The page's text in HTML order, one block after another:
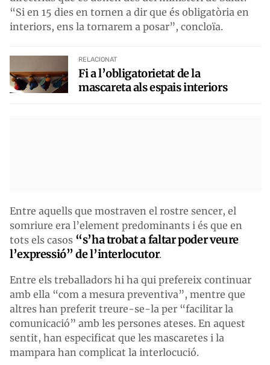
“Si en 15 dies en tornen a dir que és obligatòria en
interiors, ens la tornarem a posar”, concloïa.
RELACIONAT
Fi a l’obligatorietat de la
mascareta als espais interiors
Entre aquells que mostraven el rostre sencer, el
somriure era l’element predominants i és que en
tots els casos “s’ha trobat a faltar poder veure
l’expressió” de l’interlocutor.
Entre els treballadors hi ha qui prefereix continuar
amb ella “com a mesura preventiva”, mentre que
altres han preferit treure-se-la per “facilitar la
comunicació” amb les persones ateses. En aquest
sentit, han especificat que les mascaretes i la
mampara han complicat la interlocució.